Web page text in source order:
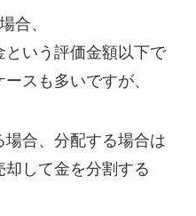
合、
いう評価金額以下で
スも多いですが、
合、分配する場合は
して金を分割する